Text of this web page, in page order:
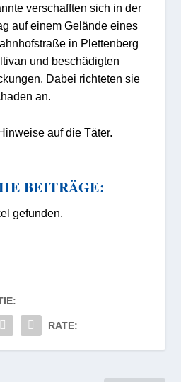
verschafften sich in der
auf einem Gelände eines
in Plettenberg
und beschädigten
Dabei richteten sie
an.
auf die Täter.
BEITRÄGE:
gefunden.
RATE: